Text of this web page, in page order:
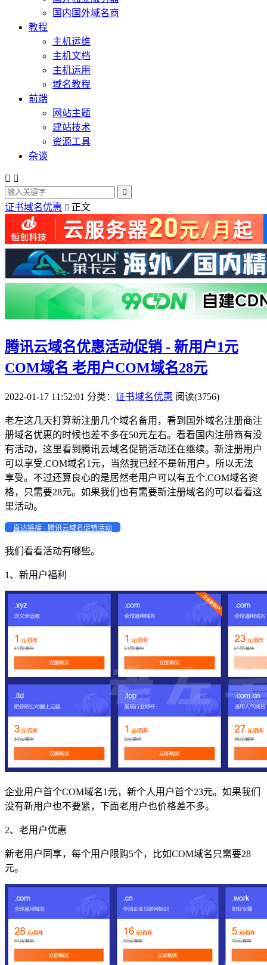
国内国外域名商
教程
主机运维
主机文档
主机运用
域名教程
前端
网站主题
建站技术
资源工具
杂谈
 

证书域名优惠  正文
腾讯云域名优惠活动促销 - 新用户1元
COM域名 老用户COM域名28元
2022-01-17 11:52:01 分类： 证书域名优惠 阅读(3756)
老左这几天打算新注册几个域名备用，看到国外域名注册商注
册域名优惠的时候也差不多在50元左右。看看国内注册商有没
有活动，这里看到腾讯云域名促销活动还在继续。新注册用户
可以享受.COM域名1元，当然我已经不是新用户，所以无法
享受。不过还算良心的是居然老用户可以有五个.COM域名资
格，只需要28元。如果我们也有需要新注册域名的可以看看这
里活动。
直达链接 - 腾讯云域名促销活动
我们看看活动有哪些。
1、新用户福利
企业用户首个COM域名1元，新个人用户首个23元。如果我们
没有新用户也不要紧，下面老用户也价格差不多。
2、老用户优惠
新老用户同享，每个用户限购5个，比如COM域名只需要28
元。